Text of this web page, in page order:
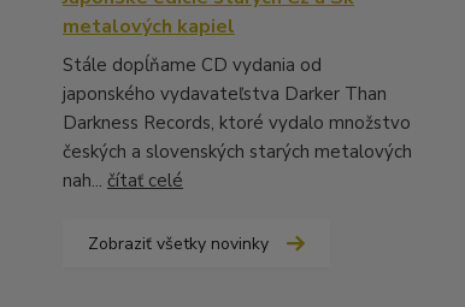
metalových kapiel
Stále dopĺňame CD vydania od
japonského vydavateľstva Darker Than
Darkness Records, ktoré vydalo množstvo
českých a slovenských starých metalových
nah... čítať celé
Zobraziť všetky novinky